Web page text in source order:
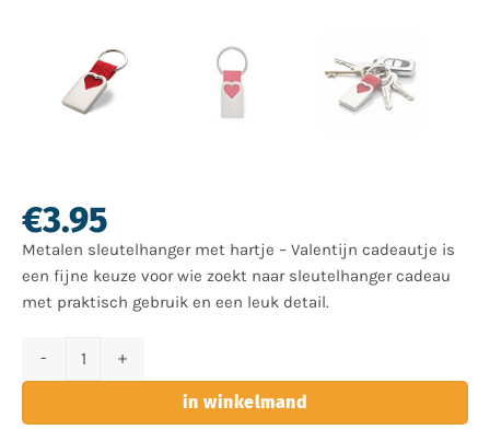
€3.95
Metalen sleutelhanger met hartje – Valentijn cadeautje is
een fijne keuze voor wie zoekt naar sleutelhanger cadeau
met praktisch gebruik en een leuk detail.
in winkelmand